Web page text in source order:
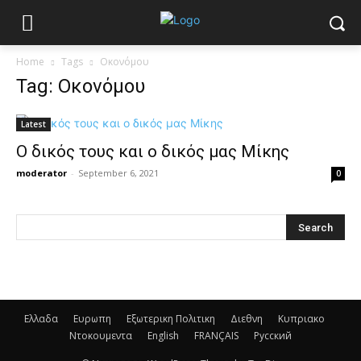
Home Tags Οκονόμου
Tag: Οκονόμου
Latest
O δικός τους και ο δικός μας Μίκης
moderator - September 6, 2021 0
Ελλαδα Ευρωπη Εξωτερικη Πολιτικη Διεθνη
Κυπριακο
Ντοκουμεντα
English FRANÇAIS Русский